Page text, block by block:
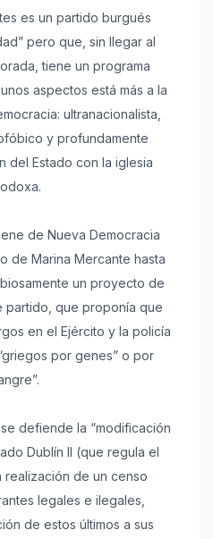
es un partido burgués
pero que, sin llegar al
tiene un programa
aspectos está más a la
ultranacionalista,
y profundamente
del Estado con la iglesia
de Nueva Democracia
de Marina Mercante hasta
un proyecto de
que proponía que
en el Ejército y la policía
por genes” o por
defiende la “modificación
Dublín II (que regula el
de un censo
legales e ilegales,
de estos últimos a sus